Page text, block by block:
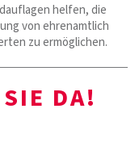
helfen, die
von ehrenamtlich
zu ermöglichen.
DA!